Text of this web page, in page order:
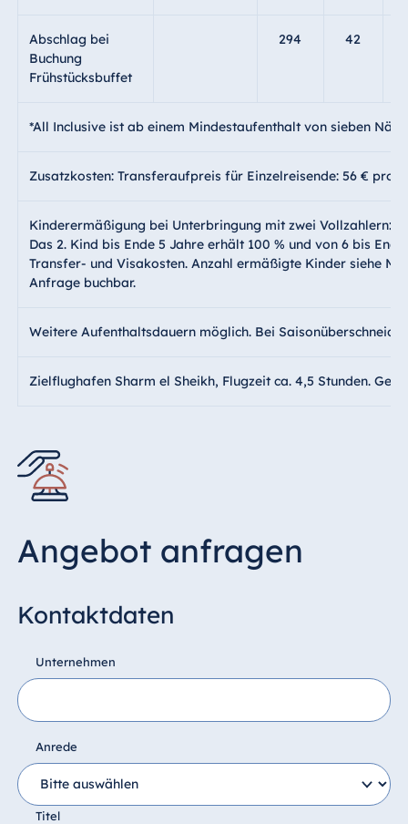
Abschlag bei
Buchung
Frühstücksbuffet
294 42
*All Inclusive ist ab einem Mindestaufenthalt von sieben
Zusatzkosten: Transferaufpreis für Einzelreisende: 56 € pro
Kinderermäßigung bei Unterbringung mit zwei Vollzahlern:
Das 2. Kind bis Ende 5 Jahre erhält 100 % und von 6 bis
Transfer- und Visakosten. Anzahl ermäßigte Kinder siehe
Anfrage buchbar.
Weitere Aufenthaltsdauern möglich. Bei
Zielflughafen Sharm el Sheikh, Flugzeit ca. 4,5 Stunden.
Angebot anfragen
Kontaktdaten
Unternehmen
Anrede
Titel